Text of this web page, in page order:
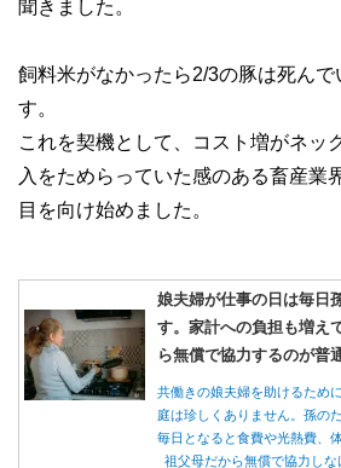
聞きました。
飼料米がなかったら2/3の豚は死んで
す。
これを契機として、コスト増がネッ
入をためらっていた感のある畜産業
目を向け始めました。
娘夫婦が仕事の日は毎日
す。家計への負担も増え
ら無償で協力するのが普
共働きの娘夫婦を助けるため
庭は珍しくありません。孫の
毎日となると食費や光熱費、
祖父母だから無償で協力し